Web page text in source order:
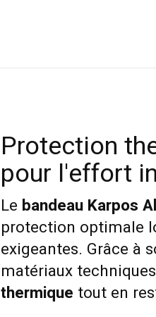
Protection
pour l'effort
Le bandeau Karpos
protection optimale
exigeantes. Grâce à
matériaux
thermique tout en